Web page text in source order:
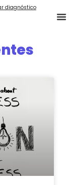
diagnóstico